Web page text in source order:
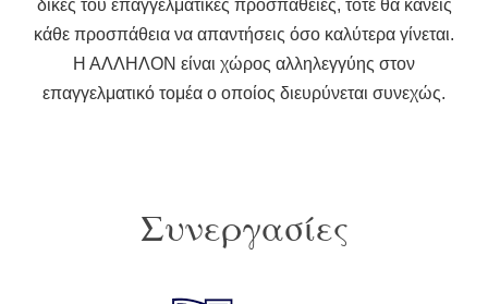
δικές του επαγγελματικές προσπάθειες, τότε θα κάνεις
κάθε προσπάθεια να απαντήσεις όσο καλύτερα γίνεται.
Η ΑΛΛΗΛΟΝ είναι χώρος αλληλεγγύης στον
επαγγελματικό τομέα ο οποίος διευρύνεται συνεχώς.
Συνεργασίες